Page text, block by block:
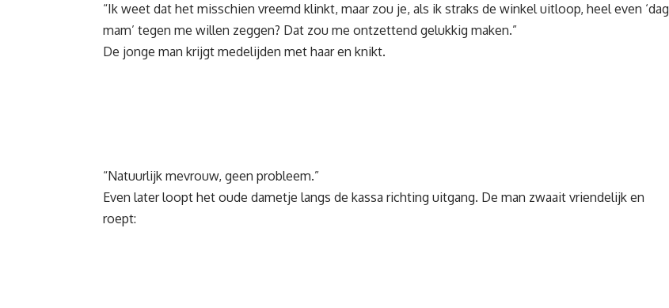
“Ik weet dat het misschien vreemd klinkt, maar zou je, als ik straks de winkel uitloop, heel even ‘dag
mam’ tegen me willen zeggen? Dat zou me ontzettend gelukkig maken.”
De jonge man krijgt medelijden met haar en knikt.
“Natuurlijk mevrouw, geen probleem.”
Even later loopt het oude dametje langs de kassa richting uitgang. De man zwaait vriendelijk en
roept: